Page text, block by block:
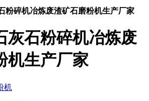
粉碎机冶炼废渣矿石磨粉机生产厂家
灰石粉碎机冶炼废
机生产厂家